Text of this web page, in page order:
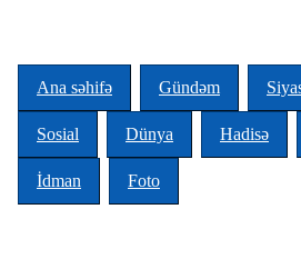
Ana səhifə Gündəm
Sosial Dünya Hadisə
İdman Foto